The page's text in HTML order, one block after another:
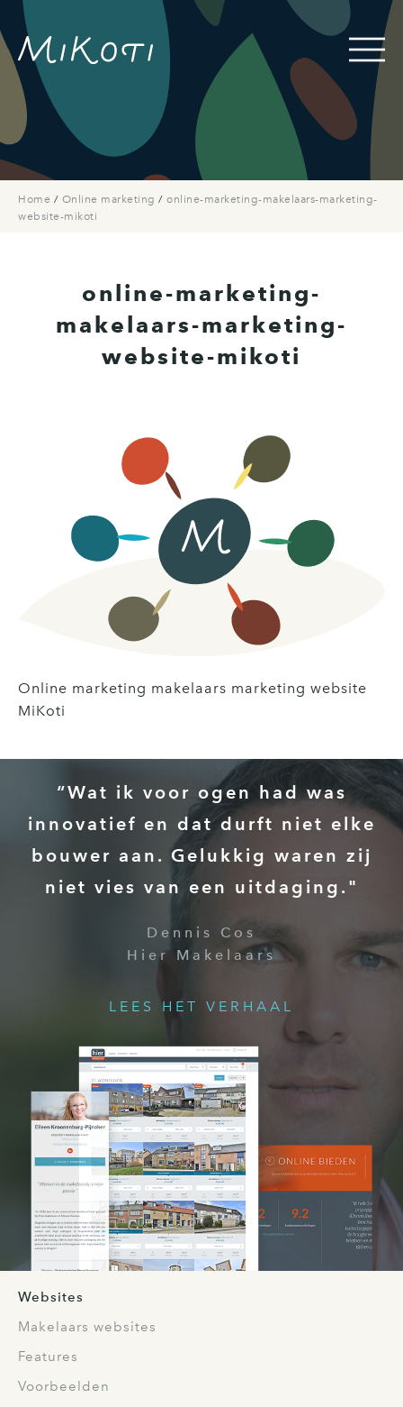
Home / Online marketing / online-marketing-makelaars-marketing-
website-mikoti
online-marketing-
makelaars-marketing-
website-mikoti
Online marketing makelaars marketing website
MiKoti
“Wat ik voor ogen had was
innovatief en dat durft niet elke
bouwer aan. Gelukkig waren zij
niet vies van een uitdaging."
Dennis Cos
Hier Makelaars
LEES HET VERHAAL
Websites
Makelaars websites
Features
Voorbeelden